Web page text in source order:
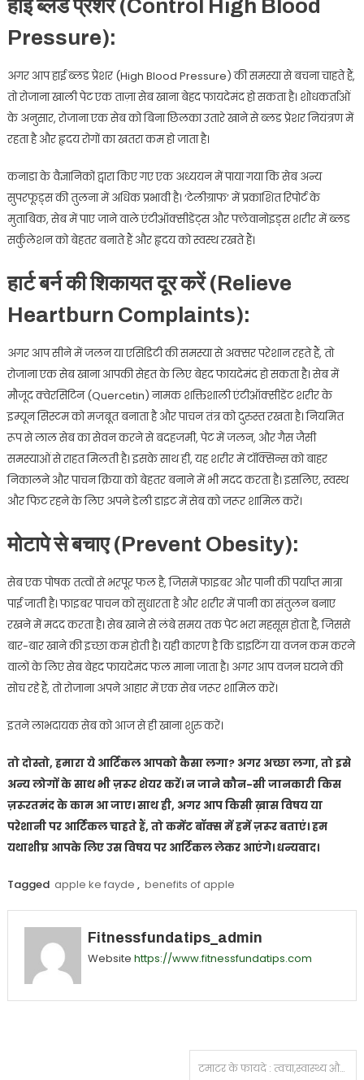
हाई ब्‍लड प्रेशर (Control High Blood
Pressure):
अगर आप हाई ब्लड प्रेशर (High Blood Pressure) की समस्या से बचना चाहते हैं,
तो रोजाना खाली पेट एक ताज़ा सेब खाना बेहद फायदेमंद हो सकता है। शोधकर्ताओं
के अनुसार, रोजाना एक सेब को बिना छिलका उतारे खाने से ब्लड प्रेशर नियंत्रण में
रहता है और हृदय रोगों का खतरा कम हो जाता है।
कनाडा के वैज्ञानिकों द्वारा किए गए एक अध्ययन में पाया गया कि सेब अन्य
सुपरफूड्स की तुलना में अधिक प्रभावी है। ‘टेलीग्राफ’ में प्रकाशित रिपोर्ट के
मुताबिक, सेब में पाए जाने वाले एंटीऑक्सीडेंट्स और फ्लेवानोइड्स शरीर में ब्लड
सर्कुलेशन को बेहतर बनाते हैं और हृदय को स्वस्थ रखते हैं।
हार्ट बर्न की शिकायत दूर करें (Relieve
Heartburn Complaints):
अगर आप सीने में जलन या एसिडिटी की समस्या से अक्सर परेशान रहते हैं, तो
रोजाना एक सेब खाना आपकी सेहत के लिए बेहद फायदेमंद हो सकता है। सेब में
मौजूद क्वेरसिटिन (Quercetin) नामक शक्तिशाली एंटीऑक्सीडेंट शरीर के
इम्यून सिस्टम को मजबूत बनाता है और पाचन तंत्र को दुरुस्त रखता है। नियमित
रूप से लाल सेब का सेवन करने से बदहजमी, पेट में जलन, और गैस जैसी
समस्याओं से राहत मिलती है। इसके साथ ही, यह शरीर में टॉक्सिन्स को बाहर
निकालने और पाचन क्रिया को बेहतर बनाने में भी मदद करता है। इसलिए, स्वस्थ
और फिट रहने के लिए अपने डेली डाइट में सेब को जरूर शामिल करें।
मोटापे से बचाए (Prevent Obesity):
सेब एक पोषक तत्वों से भरपूर फल है, जिसमें फाइबर और पानी की पर्याप्त मात्रा
पाई जाती है। फाइबर पाचन को सुधारता है और शरीर में पानी का संतुलन बनाए
रखने में मदद करता है। सेब खाने से लंबे समय तक पेट भरा महसूस होता है, जिससे
बार-बार खाने की इच्छा कम होती है। यही कारण है कि डाइटिंग या वजन कम करने
वालों के लिए सेब बेहद फायदेमंद फल माना जाता है। अगर आप वजन घटाने की
सोच रहे हैं, तो रोजाना अपने आहार में एक सेब जरूर शामिल करें।
इतने लाभदायक सेब को आज से ही खाना शुरु करें।
तो दोस्तो, हमारा ये आर्टिकल आपको कैसा लगा? अगर अच्छा लगा, तो इसे
अन्य लोगों के साथ भी ज़रूर शेयर करें। न जाने कौन-सी जानकारी किस
ज़रूरतमंद के काम आ जाए। साथ ही, अगर आप किसी ख़ास विषय या
परेशानी पर आर्टिकल चाहते हैं, तो कमेंट बॉक्स में हमें ज़रूर बताएं। हम
यथाशीघ्र आपके लिए उस विषय पर आर्टिकल लेकर आएंगे। धन्यवाद।
Tagged apple ke fayde , benefits of apple
Fitnessfundatips_admin
Website https://www.fitnessfundatips.com
टमाटर के फायदे : त्वचा,स्वास्थ्य और बालों के लिए!